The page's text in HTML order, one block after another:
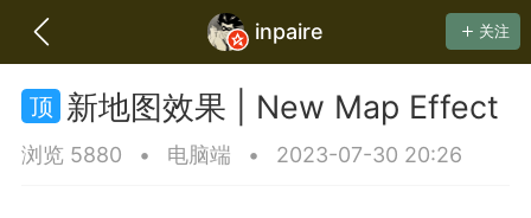
inpaire 关注
新地图效果 | New Map Effect
浏览 5880 • 电脑端 • 2023-07-30 20:26